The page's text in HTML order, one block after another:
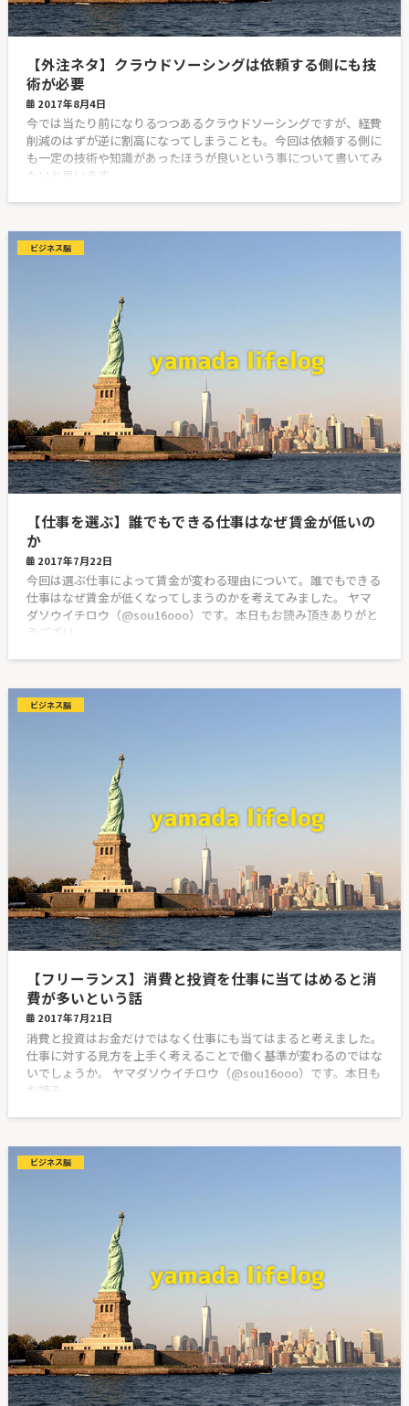
【外注ネタ】クラウドソーシングは依頼する側にも技
術が必要
2017年8月4日
今では当たり前になりるつつあるクラウドソーシングですが、経費
削減のはずが逆に割高になってしまうことも。今回は依頼する側に
も一定の技術や知識があったほうが良いという事について書いてみ
たいと思います。
ビジネス脳
【仕事を選ぶ】誰でもできる仕事はなぜ賃金が低いの
か
2017年7月22日
今回は選ぶ仕事によって賃金が変わる理由について。誰でもできる
仕事はなぜ賃金が低くなってしまうのかを考えてみました。 ヤマ
ダソウイチロウ（@sou16ooo）です。本日もお読み頂きありがと
うござい
ビジネス脳
【フリーランス】消費と投資を仕事に当てはめると消
費が多いという話
2017年7月21日
消費と投資はお金だけではなく仕事にも当てはまると考えました。
仕事に対する見方を上手く考えることで働く基準が変わるのではな
いでしょうか。 ヤマダソウイチロウ（@sou16ooo）です。本日も
お読み
ビジネス脳